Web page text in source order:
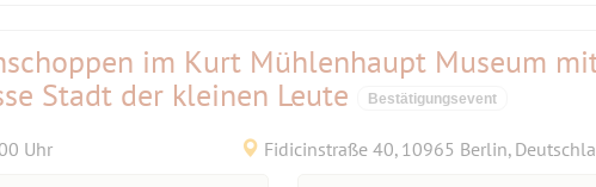
im Kurt Mühlenhaupt Museum
Stadt der kleinen Leute
Bestätigungsevent
Uhr Fidicinstraße 40, 10965 Berlin,